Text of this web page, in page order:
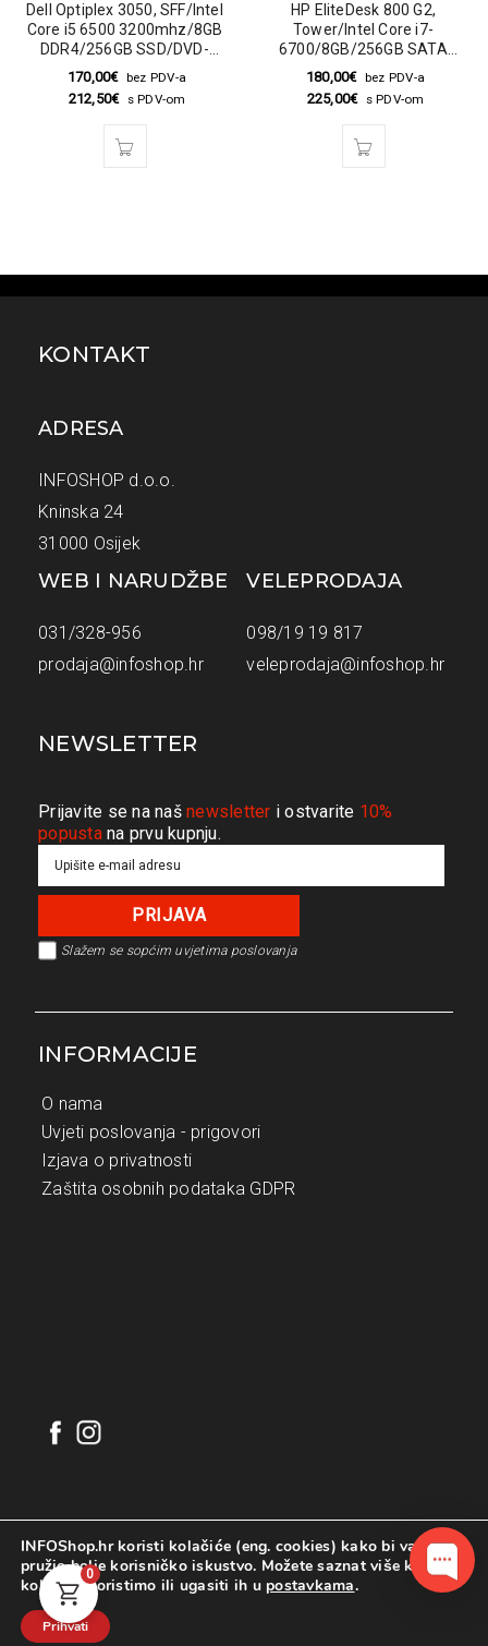
Dell Optiplex 3050, SFF/Intel
Core i5 6500 3200mhz/8GB
DDR4/256GB SSD/DVD-
RW/Windows 10 Pro
170,00€ bez PDV-a
212,50€ s PDV-om
HP EliteDesk 800 G2,
Tower/Intel Core i7-
6700/8GB/256GB SATA
SSD/DVD
180,00€ bez PDV-a
225,00€ s PDV-om
KONTAKT
ADRESA
INFOSHOP d.o.o.
Kninska 24
31000 Osijek
WEB I NARUDŽBE
031/328-956
prodaja@infoshop.hr
VELEPRODAJA
098/19 19 817
veleprodaja@infoshop.hr
NEWSLETTER
Prijavite se na naš newsletter i ostvarite 10%
popustana prvu kupnju.
Slažem se sopćim uvjetima poslovanja
INFORMACIJE
O nama
Uvjeti poslovanja - prigovori
Izjava o privatnosti
Zaštita osobnih podataka GDPR
© 2026. INFOShop.hr. Sva prava pridržana.
Configured by
INFOShop.hr koristi kolačiće (eng. cookies) kako bi vam
pružio bolje korisničko iskustvo. Možete saznat više koje
kolačiće koristimo ili ugasiti ih u postavkama.
Prihvati
0